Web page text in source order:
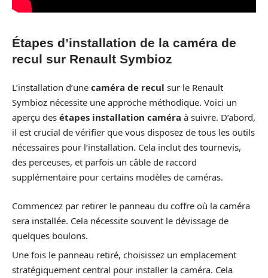
Étapes d’installation de la caméra de
recul sur Renault Symbioz
L’installation d’une caméra de recul sur le Renault
Symbioz nécessite une approche méthodique. Voici un
aperçu des étapes installation caméra à suivre. D’abord,
il est crucial de vérifier que vous disposez de tous les outils
nécessaires pour l’installation. Cela inclut des tournevis,
des perceuses, et parfois un câble de raccord
supplémentaire pour certains modèles de caméras.
Commencez par retirer le panneau du coffre où la caméra
sera installée. Cela nécessite souvent le dévissage de
quelques boulons.
Une fois le panneau retiré, choisissez un emplacement
stratégiquement central pour installer la caméra. Cela